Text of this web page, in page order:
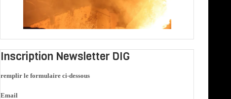
Inscription Newsletter DIG
remplir le formulaire ci-dessous
Email